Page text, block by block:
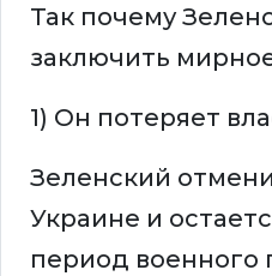
Так почему
заключить
1) Он потеряет
Зеленский
Украине и
период военного